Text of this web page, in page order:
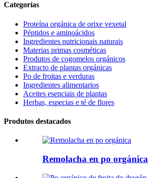
Categorías
Proteína orgánica de orixe vexetal
Péptidos e aminoácidos
Ingredientes nutricionais naturais
Materias primas cosméticas
Produtos de cogomelos orgánicos
Extracto de plantas orgánicas
Po de froitas e verduras
Ingredientes alimentarios
Aceites esenciais de plantas
Herbas, especias e té de flores
Produtos destacados
Remolacha en po orgánica